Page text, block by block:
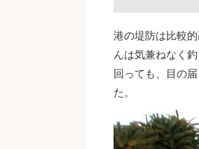
港の堤防は比較
んは気兼ねなく
回っても、目の
た。